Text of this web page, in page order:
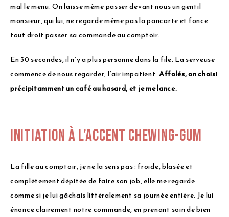
mal le menu. On laisse même passer devant nous un gentil
monsieur, qui lui, ne regarde même pas la pancarte et fonce
tout droit passer sa commande au comptoir.
En 30 secondes, il n’y a plus personne dans la file. La serveuse
commence de nous regarder, l’air impatient. Affolés, on choisi
précipitamment un café au hasard, et je me lance.
Initiation à l’accent chewing-gum
La fille au comptoir, je ne la sens pas : froide, blasée et
complètement dépitée de faire son job, elle me regarde
comme si je lui gâchais littéralement sa journée entière. Je lui
énonce clairement notre commande, en prenant soin de bien